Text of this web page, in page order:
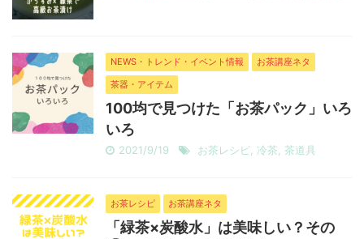
NEWS・トレンド・イベント情報
お茶講座ネタ
茶器・アイテム
100均で見つけた「お茶パック」いろ
いろ
2021/9/19 お茶レシピ 冷茶 茶道具
お茶レシピ お茶講座ネタ
「緑茶×炭酸水」は美味しい？その